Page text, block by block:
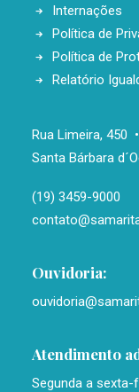
Internações
Política de
Política de
Relatório
Rua Limeira, 450
Santa Bárbara
(19) 3459-9000
Ouvidoria:
Atendimento
Segunda a sexta-